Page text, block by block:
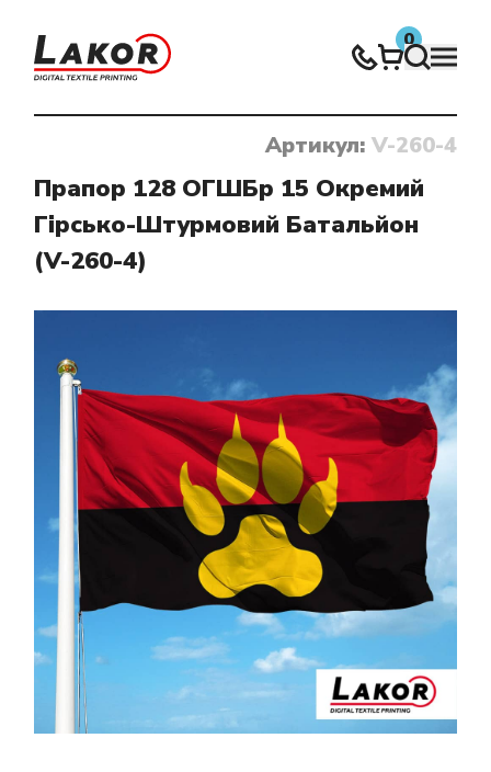
0
Нічого не знайдено
Артикул: V-260-4
Прапор 128 ОГШБр 15 Окремий
Гірсько-Штурмовий Батальйон
(V-260-4)